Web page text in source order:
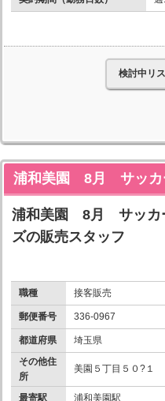
検討中リ
浦和美園 8月 サッカ
浦和美園 8月 サッカ
ズの販売スタッフ
職種 接客販売
郵便番号 336-0967
都道府県
埼玉県
その他住
所
美園５丁目５０?１
最寄駅 浦和美園駅